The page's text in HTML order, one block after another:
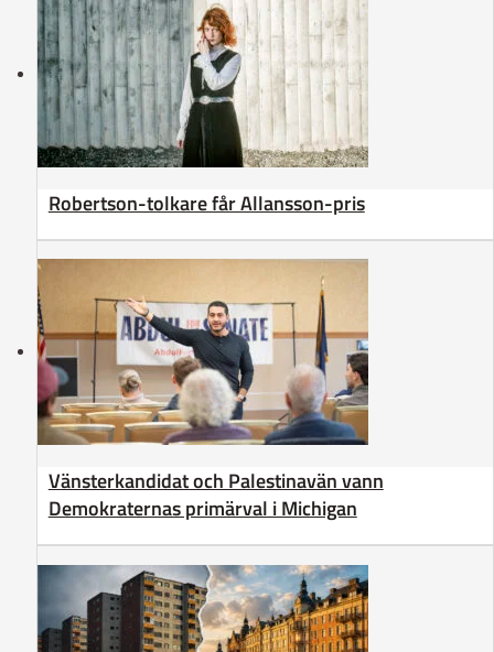
Robertson-tolkare får Allansson-pris
Vänsterkandidat och Palestinavän vann
Demokraternas primärval i Michigan